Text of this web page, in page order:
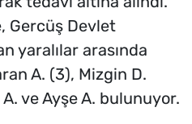
Gercüş Devlet
yaralılar arasında
A. (3), Mizgin D.
ve Ayşe A. bulunuyor.